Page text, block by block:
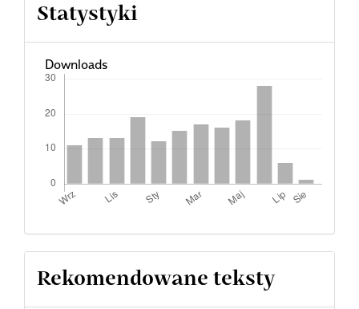
Statystyki
Downloads
Rekomendowane teksty